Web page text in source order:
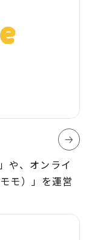
や、オンライ
モ）」を運営